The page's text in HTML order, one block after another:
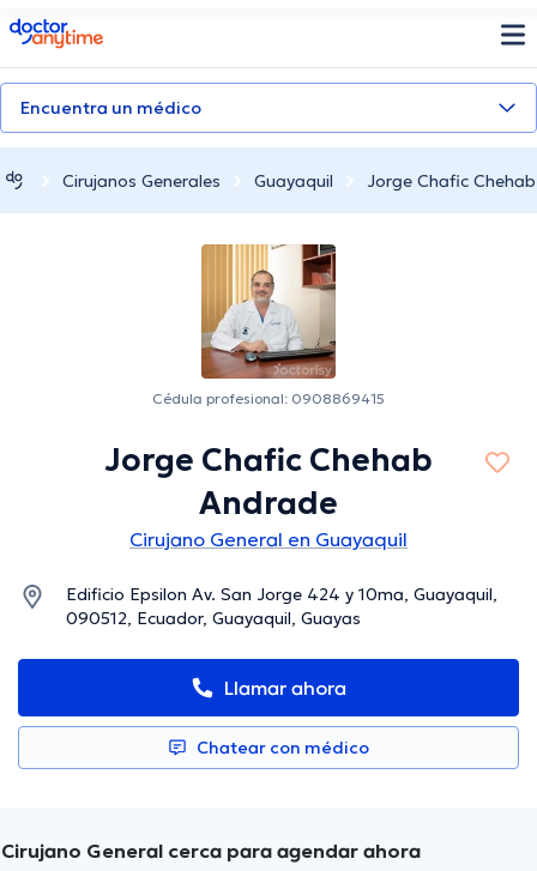
doctoranytime
Encuentra un médico
Cirujanos Generales Guayaquil Jorge Chafic
Cédula profesional: 0908869415
Jorge Chafic Chehab
Andrade
Cirujano General en Guayaquil
Edificio Epsilon Av. San Jorge 424 y 10ma, Guayaquil,
090512, Ecuador, Guayaquil, Guayas
Llamar ahora
Chatear con médico
Cirujano General cerca para agendar ahora